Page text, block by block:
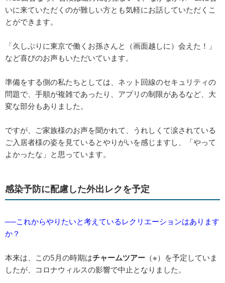
いに来ていただくのが難しい方とも気軽にお話していただくこ
とができます。
「久しぶりに東京で働くお孫さんと（画面越しに）会えた！」
など喜びのお声もいただいています。
準備をする側の私たちとしては、ネット回線のセキュリティの
問題で、手順が複雑であったり、アプリの制限があるなど、大
変な部分もありました。
ですが、ご家族様のお声を聞かれて、うれしくて涙されている
ご入居者様の姿を見ているとやりがいを感じますし、「やって
よかったな」と思っています。
感染予防に配慮した外出レクを予定
──これからやりたいと考えているレクリエーションはあります
か？
本来は、この5月の時期はチャームツアー （※）を予定していま
したが、コロナウィルスの影響で中止となりました。